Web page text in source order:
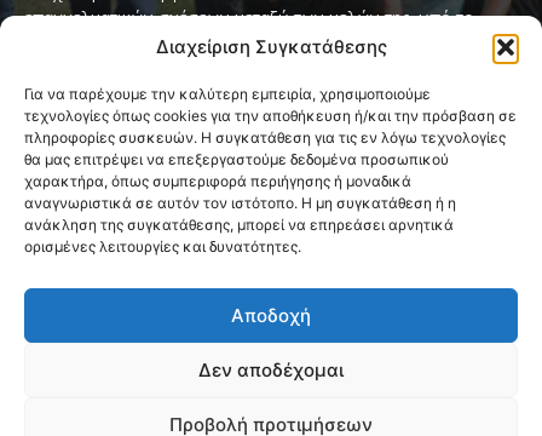
Διαχείριση Συγκατάθεσης
Για να παρέχουμε την καλύτερη εμπειρία, χρησιμοποιούμε
τεχνολογίες όπως cookies για την αποθήκευση ή/και την πρόσβαση σε
πληροφορίες συσκευών. Η συγκατάθεση για τις εν λόγω τεχνολογίες
θα μας επιτρέψει να επεξεργαστούμε δεδομένα προσωπικού
χαρακτήρα, όπως συμπεριφορά περιήγησης ή μοναδικά
αναγνωριστικά σε αυτόν τον ιστότοπο. Η μη συγκατάθεση ή η
ανάκληση της συγκατάθεσης, μπορεί να επηρεάσει αρνητικά
ορισμένες λειτουργίες και δυνατότητες.
Αποδοχή
Δεν αποδέχομαι
Προβολή προτιμήσεων
επαγγελματικών σχέσεων μεταξύ των μελών της, υπό το
παγκόσμιο σύνθημα «Servo per Amikeco» (Υπηρετώ δια της
Contact us:ipamagnesia@gmail.com
FOLLOW US
@2026 I.P.A. Magnesia by paggus